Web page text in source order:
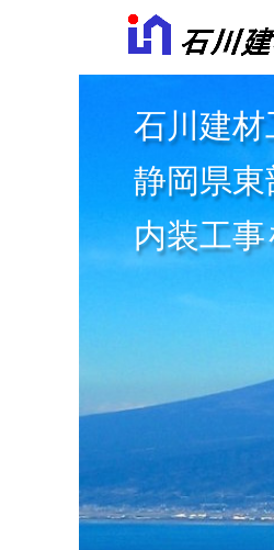
石川建
静岡県
内装工